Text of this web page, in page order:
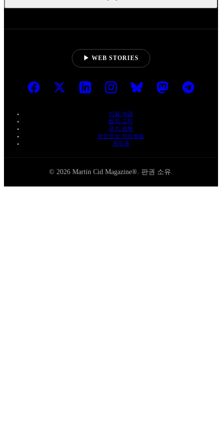
▶ WEB STORIES
이용 약관
법적 고지
쿠키 정책
개인정보 처리방침
저작권
© 2026 Martin Cid Magazine®. 판권 소유.